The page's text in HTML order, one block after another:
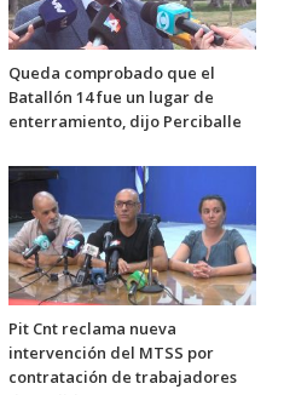
Queda comprobado que el
Batallón 14 fue un lugar de
enterramiento, dijo Perciballe
Pit Cnt reclama nueva
intervención del MTSS por
contratación de trabajadores